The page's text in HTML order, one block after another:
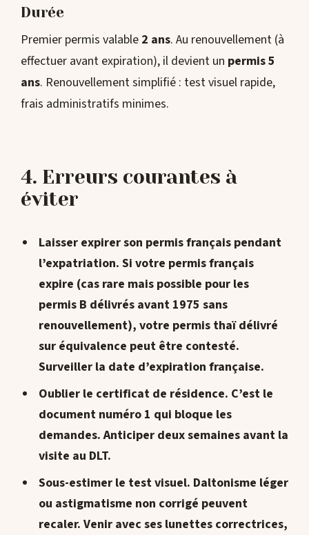
Durée
Premier permis valable 2 ans. Au renouvellement (à
effectuer avant expiration), il devient un permis 5
ans. Renouvellement simplifié : test visuel rapide,
frais administratifs minimes.
4. Erreurs courantes à
éviter
Laisser expirer son permis français pendant
l’expatriation. Si votre permis français
expire (cas rare mais possible pour les
permis B délivrés avant 1975 sans
renouvellement), votre permis thaï délivré
sur équivalence peut être contesté.
Surveiller la date d’expiration française.
Oublier le certificat de résidence. C’est le
document numéro 1 qui bloque les
demandes. Anticiper deux semaines avant la
visite au DLT.
Sous-estimer le test visuel. Daltonisme léger
ou astigmatisme non corrigé peuvent
recaler. Venir avec ses lunettes correctrices,